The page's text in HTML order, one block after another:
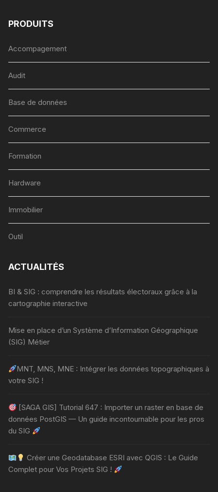
PRODUITS
Accompagement
Audit
Base de données
Commerce
Formation
Hardware
Immobilier
Outil
ACTUALITÉS
BI & SIG : comprendre les résultats électoraux grâce à la
cartographie interactive
Mise en place d’un Système d’Information Géographique
(SIG) Métier
MNT, MNS, MNE : Intégrer les données topographiques à
votre SIG !
[SAGA GIS] Tutorial 647 : Importer un raster en base de
données PostGIS — Un guide incontournable pour les pros
du SIG
Créer une Geodatabase ESRI avec QGIS : Le Guide
Complet pour Vos Projets SIG !